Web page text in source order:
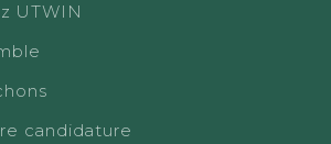
UTWIN
candidature